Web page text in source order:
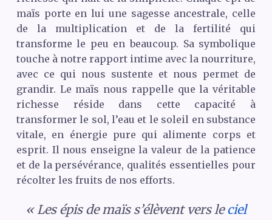
maïs porte en lui une sagesse ancestrale, celle
de la multiplication et de la fertilité qui
transforme le peu en beaucoup. Sa symbolique
touche à notre rapport intime avec la nourriture,
avec ce qui nous sustente et nous permet de
grandir. Le maïs nous rappelle que la véritable
richesse réside dans cette capacité à
transformer le sol, l’eau et le soleil en substance
vitale, en énergie pure qui alimente corps et
esprit. Il nous enseigne la valeur de la patience
et de la persévérance, qualités essentielles pour
récolter les fruits de nos efforts.
« Les épis de maïs s’élèvent vers leciel